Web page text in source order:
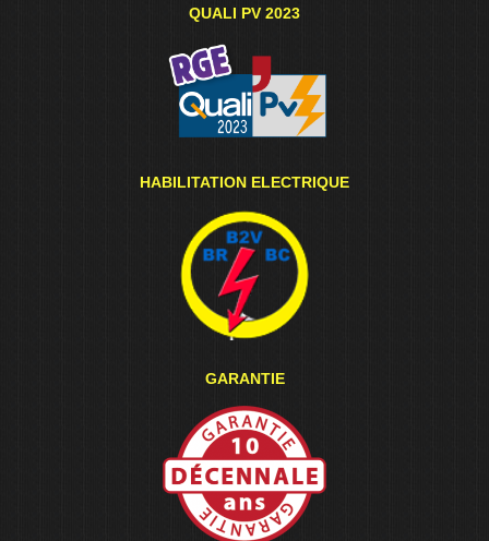
QUALI PV 2023
HABILITATION ELECTRIQUE
GARANTIE